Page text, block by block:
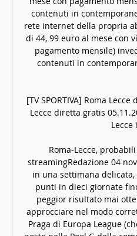
contenuti in
rete internet della propria
di 44, 99 euro al mese con
pagamento mensile)
contenuti in
[TV SPORTIVA] Roma
Lecce diretta gratis
Roma-Lecce,
streamingRedazione 04
in una settimana
punti in dieci giornate
peggior risultato mai
approcciare nel modo
Praga di Europa League